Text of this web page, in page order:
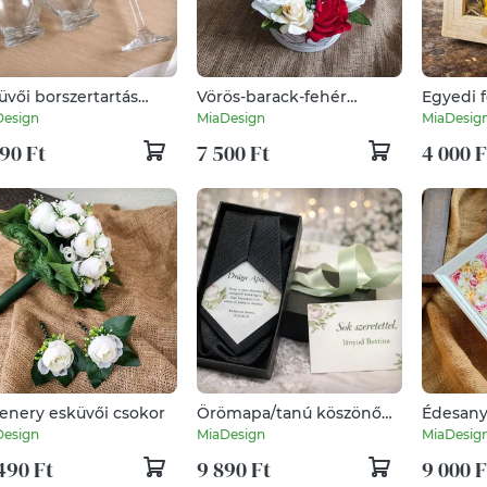
borszertartás
Ft
Vörös-barack-fehér
köszöntő virágdoboz
MiaDesign
7 500 Ft
Egyedi
ajándék
4 000
esküvői csokor
Ft
Örömapa/tanú köszönő
nyakkendő egyedi
grafikával
MiaDesign
9 890 Ft
más
9 000